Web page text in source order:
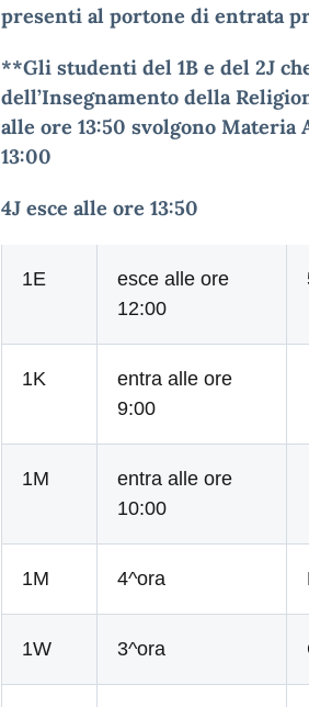
presenti al portone di entrata
**Gli studenti del 1B e del 2J
dell’Insegnamento della
alle ore 13:50 svolgono
13:00
4J esce alle ore 13:50
1E
esce alle ore
12:00
1K
entra alle ore
9:00
1M
entra alle ore
10:00
1M 4^ora
1W 3^ora